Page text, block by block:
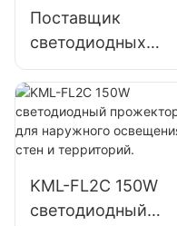
Поставщик
светодиодных
прожекторов
KML-FL2C
мощностью 50 Вт
для уличного
рекламных щитов
и больших
KML-FL2C 150W
светодиодный